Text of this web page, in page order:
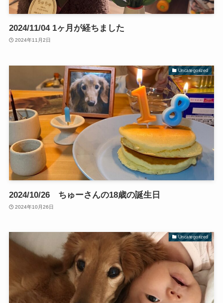
2024/11/04 1ヶ月が経ちました
2024年11月2日
Uncategorized
2024/10/26 ちゅーさんの18歳の誕生日
2024年10月26日
Uncategorized